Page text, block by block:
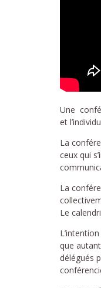
Une
et
La
ceux qui
La
Le
que
délégués